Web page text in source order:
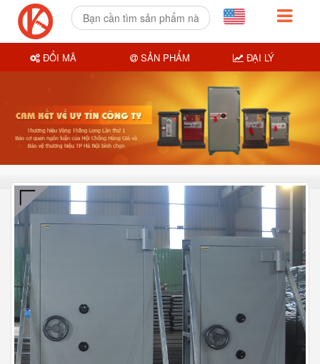
ĐỔI MÃ SẢN PHẨM ĐẠI LÝ